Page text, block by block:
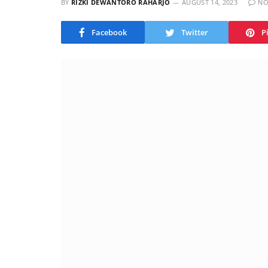
BY RIZKI DEWANTORO RAHARJO AUGUST 14, 2023
Facebook Twitter